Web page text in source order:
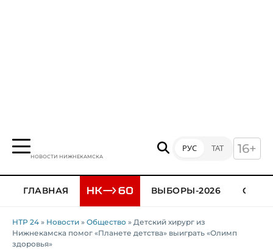
НОВОСТИ НИЖНЕКАМСКА
РУС ТАТ 16+
ГЛАВНАЯ ВЫБОРЫ-2026
НТР 24 » Новости » Общество » Детский хирург из
Нижнекамска помог «Планете детства» выиграть «Олимп
здоровья»